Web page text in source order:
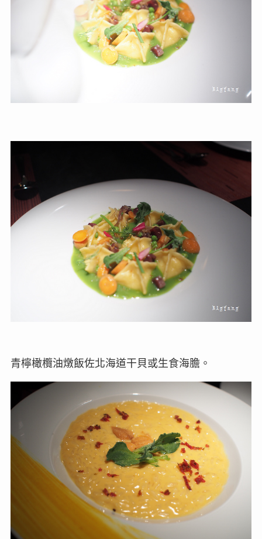
青檸橄欖油燉飯佐北海道干貝或生食海膽。